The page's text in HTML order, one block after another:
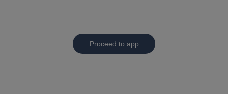
Proceed to app